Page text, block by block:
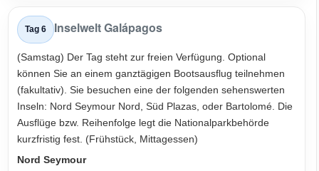
Tag 6 Inselwelt Galápagos
(Samstag) Der Tag steht zur freien Verfügung. Optional
können Sie an einem ganztägigen Bootsausflug teilnehmen
(fakultativ). Sie besuchen eine der folgenden sehenswerten
Inseln: Nord Seymour Nord, Süd Plazas, oder Bartolomé. Die
Ausflüge bzw. Reihenfolge legt die Nationalparkbehörde
kurzfristig fest. (Frühstück, Mittagessen)
Nord Seymour